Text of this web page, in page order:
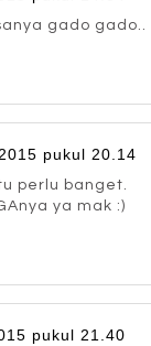
gado gado..
pukul 20.14
perlu banget.
ya mak :)
pukul 21.40